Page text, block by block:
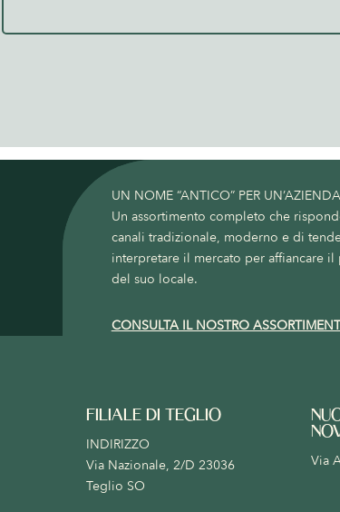
UN NOME “ANTICO” PER
Un assortimento completo che
canali tradizionale, moderno e di
interpretare il mercato per affiancare il
del suo locale.
CONSULTA IL NOSTRO
FILIALE DI TEGLIO
INDIRIZZO
Via Nazionale, 2/D 23036
Teglio SO
Via